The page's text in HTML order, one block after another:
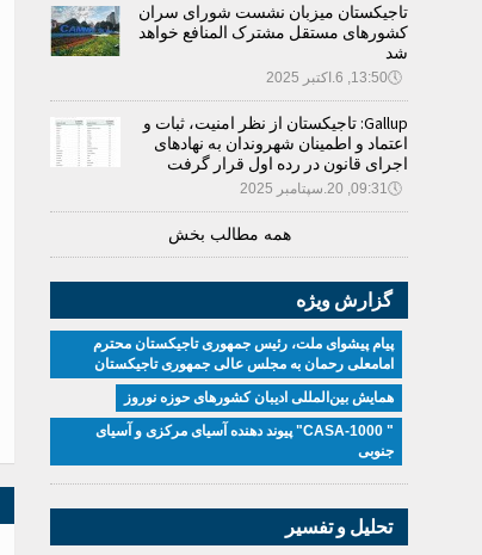
تاجیکستان میزبان نشست شورای سران
کشورهای مستقل مشترک المنافع خواهد
شد
🕔13:50, 6.اکتبر 2025
Gallup: تاجیکستان از نظر امنیت، ثبات و
اعتماد و اطمینان شهروندان به نهادهای
اجرای قانون در رده اول قرار گرفت
🕔09:31, 20.سپتامبر 2025
همه مطالب بخش
گزارش ویژه
پیام پیشوای ملت، رئیس جمهوری تاجیکستان محترم
امامعلی رحمان به مجلس عالی جمهوری تاجیکستان
همایش بین‌المللی ادیبان کشور‌های حوزه نوروز
" CASA-1000" پیوند دهنده آسیای مرکزی و آسیای
جنوبی
تحلیل و تفسیر